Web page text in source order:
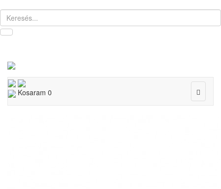
Toggle
Kosaram 0